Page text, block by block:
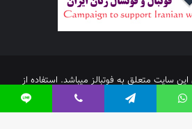
سایت متعلق به فوتبالز میباشد. استفاده از
با ذکر منبع بلامانع است.
تلگرام وایبر لاین